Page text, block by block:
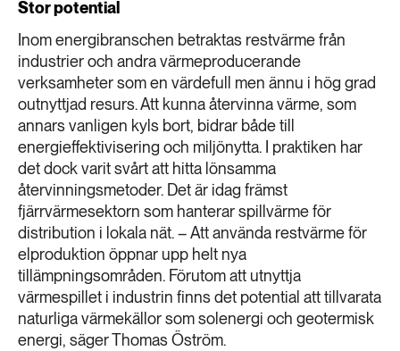
Stor potential
Inom energibranschen betraktas restvärme från
industrier och andra värmeproducerande
verksamheter som en värdefull men ännu i hög grad
outnyttjad resurs. Att kunna återvinna värme, som
annars vanligen kyls bort, bidrar både till
energieffektivisering och miljönytta. I praktiken har
det dock varit svårt att hitta lönsamma
återvinningsmetoder. Det är idag främst
fjärrvärmesektorn som hanterar spillvärme för
distribution i lokala nät. – Att använda restvärme för
elproduktion öppnar upp helt nya
tillämpningsområden. Förutom att utnyttja
värmespillet i industrin finns det potential att tillvarata
naturliga värmekällor som solenergi och geotermisk
energi, säger Thomas Öström.